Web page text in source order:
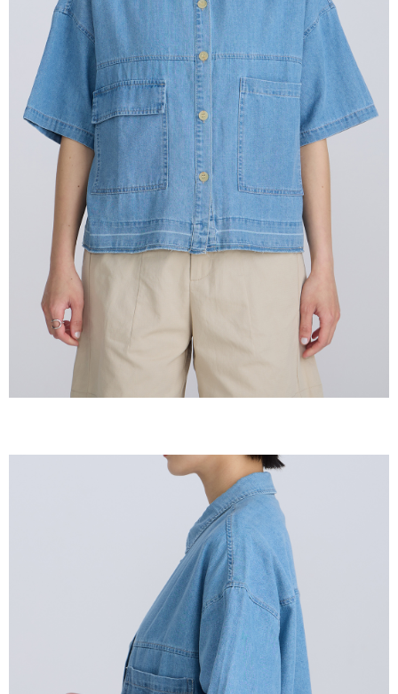
３．收到繳費通知簡訊後14天內，點擊此簡訊中的連結，可透過四大超商／
ATM／網路銀行／等多元方式進行付款，方視為交易完成。
※ 請注意：結帳手續完成當下不需立刻繳費，但若您需要取消訂單，請聯絡
購買商品的店家。未經商家同意取消之訂單仍視為有效，需透過AFTEE先享
後付繳納相關費用。
※ 交易是否成功請以「AFTEE先享後付 」之結帳頁面顯示為準，若有關於
是否繳費成功／繳費後需取消欲退款等相關疑問，請聯繫「AFTEE先享後付
客戶支援中心」https://netprotections.freshdesk.com/support/home
【注意事項】
１．透過由恩沛科技股份有限公司提供之「AFTEE先享後付」服務完成之交
易，需依本服務之必要範圍內提供個人資料，並將交易相關給付款項請求債
權轉讓予恩沛科技股份有限公司。
２．關於個人資料處理事宜，請瀏覽以下網址：
https://aftee.tw/terms/#terms3
３．未成年的使用者請事先徵得法定代理人或監護人之同意方可使用
「AFTEE先享後付」，若未經同意申辦者引起之損失，本公司不負相關責
４．使用「AFTEE先享後付」時，將依據個別帳號之用戶狀況，依本公司即
時審查核予不同之上限額度；若仍有額度不足之情形，本公司將視審查結果
請求用戶進行身份認證。
５．嚴禁一人註冊多個帳號或使用他人資訊註冊。若發現惡意使用之情形，
恩沛科技股份有限公司將有權停止該用戶之使用額度並採取法律行動。
7-11付款取貨
每筆NT$80，滿NT$2,000(含以上)免運費
付款後7-11取貨
每筆NT$80，滿NT$2,000(含以上)免運費
每筆NT$80，滿NT$2,000(含以上)免運費
離島宅配
每筆NT$150，滿NT$2,000(含以上)免運費
順豐港澳宅配/宇迅國際物流